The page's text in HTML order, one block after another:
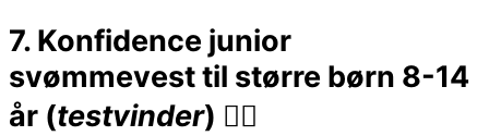
7. Konfidence junior
svømmevest til større børn 8-14
år (testvinder) 👍🏻